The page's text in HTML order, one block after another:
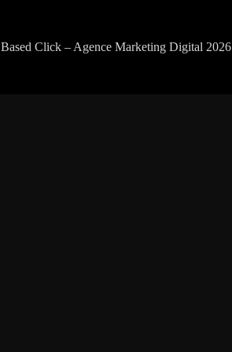
Based Click – Agence Marketing Digital 2026